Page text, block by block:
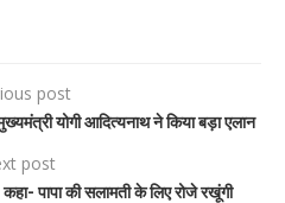
post
योगी आदित्यनाथ ने किया बड़ा एलान
post
पापा की सलामती के लिए रोजे रखूंगी